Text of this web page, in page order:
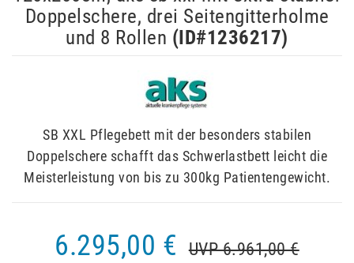
Doppelschere, drei Seitengitterholme
und 8 Rollen (ID#1236217)
SB XXL Pflegebett mit der besonders stabilen
Doppelschere schafft das Schwerlastbett leicht die
Meisterleistung von bis zu 300kg Patientengewicht.
6.295,00 € UVP 6.961,00 €